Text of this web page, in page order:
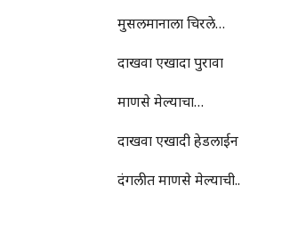
मुसलमानाला चिरले…
दाखवा एखादा पुरावा
माणसे मेल्याचा…
दाखवा एखादी हेडलाईन
दंगलीत माणसे मेल्याची..